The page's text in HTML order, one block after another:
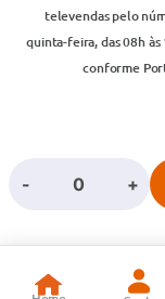
- +
televendas pelo
quinta-feira, das 08h
conforme